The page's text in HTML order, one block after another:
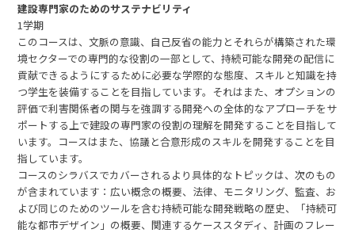
建設専門家のためのサステナビリティ
1学期
このコースは、文脈の意識、自己反省の能力とそれらが構築された環
境セクターでの専門的な役割の一部として、持続可能な開発の配信に
貢献できるようにするために必要な学際的な態度、スキルと知識を持
つ学生を装備することを目指しています。それはまた、オプションの
評価で利害関係者の関与を強調する開発への全体的なアプローチをサ
ポートする上で建設の専門家の役割の理解を開発することを目指して
います。コースはまた、協議と合意形成のスキルを開発することを目
指しています。
コースのシラバスでカバーされるより具体的なトピックは、次のもの
が含まれています：広い概念の概要、法律、モニタリング、監査、お
よび同じのためのツールを含む持続可能な開発戦略の歴史、「持続可
能な都市デザイン」の概要、関連するケーススタディ、計画のフレー